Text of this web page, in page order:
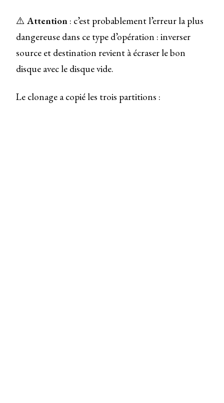
⚠️ Attention : c’est probablement l’erreur la plus
dangereuse dans ce type d’opération : inverser
source et destination revient à écraser le bon
disque avec le disque vide.
Le clonage a copié les trois partitions :